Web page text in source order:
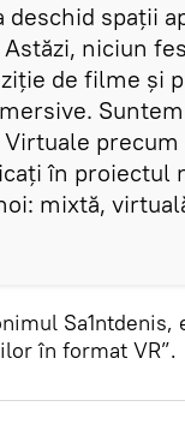
spații
niciun
de filme și
precum
în proiectul
mixtă,
Sa1ntdenis,
în format VR”.